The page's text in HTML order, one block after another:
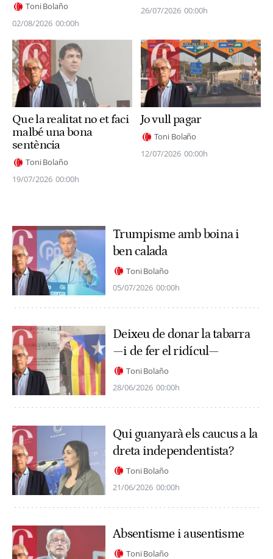
Toni Bolaño
02/08/2026 00:00h
26/07/2026 00:00h
Que la realitat no et faci
malbé una bona
sentència
Toni Bolaño
19/07/2026 00:00h
Jo vull pagar
Toni Bolaño
12/07/2026 00:00h
Trumpisme amb boina i
ben calada
Toni Bolaño
05/07/2026 00:00h
Deixeu de donar la tabarra
—i de fer el ridícul—
Toni Bolaño
28/06/2026 00:00h
Qui guanyarà els caucus a la
dreta independentista?
Toni Bolaño
21/06/2026 00:00h
Absentisme i ausentisme
Toni Bolaño